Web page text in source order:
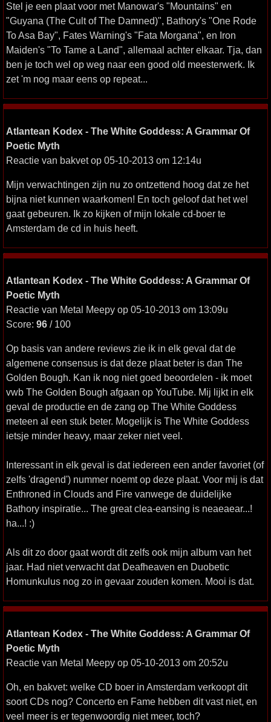
Stel je een plaat voor met Manowar's "Mountains" en
"Guyana (The Cult of The Damned)", Bathory's "One Rode
To Asa Bay", Fates Warning's "Fata Morgana", en Iron
Maiden's "To Tame a Land", allemaal achter elkaar. Tja, dan
ben je toch wel op weg naar een good old meesterwerk. Ik
zet 'm nog maar eens op repeat...
Atlantean Kodex - The White Goddess: A Grammar Of
Poetic Myth
Reactie van bakvet op 05-10-2013 om 12:14u
Mijn verwachtingen zijn nu zo ontzettend hoog dat ze het
bijna niet kunnen waarkomen! En toch geloof dat het wel
gaat gebeuren. Ik zo kijken of mijn lokale cd-boer te
Amsterdam de cd in huis heeft.
Atlantean Kodex - The White Goddess: A Grammar Of
Poetic Myth
Reactie van Metal Meepy op 05-10-2013 om 13:09u
Score: 96 / 100
Op basis van andere reviews zie ik in elk geval dat de
algemene consensus is dat deze plaat beter is dan The
Golden Bough. Kan ik nog niet goed beoordelen - ik moet
vwb The Golden Bough afgaan op YouTube. Mij lijkt in elk
geval de productie en de zang op The White Goddess
meteen al een stuk beter. Mogelijk is The White Goddess
ietsje minder heavy, maar zeker niet veel.
Interessant in elk geval is dat iedereen een ander favoriet (of
zelfs 'dragend') nummer noemt op deze plaat. Voor mij is dat
Enthroned in Clouds and Fire vanwege de duidelijke
Bathory inspiratie... The great clea-eansing is neaeaear...!
ha...! :)
Als dit zo door gaat wordt dit zelfs ook mijn album van het
jaar. Had niet verwacht dat Deafheaven en Duobetic
Homunkulus nog zo in gevaar zouden komen. Mooi is dat.
Atlantean Kodex - The White Goddess: A Grammar Of
Poetic Myth
Reactie van Metal Meepy op 05-10-2013 om 20:52u
Oh, en bakvet: welke CD boer in Amsterdam verkoopt dit
soort CDs nog? Concerto en Fame hebben dit vast niet, en
veel meer is er tegenwoordig niet meer, toch?